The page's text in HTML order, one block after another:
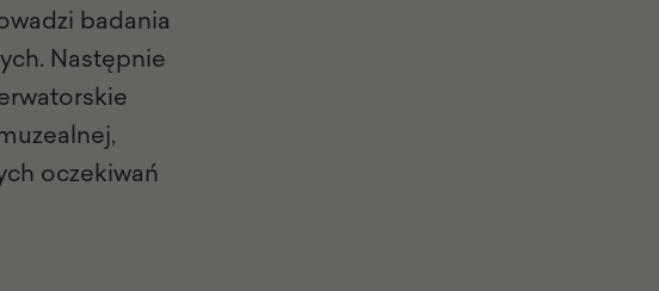
badania
Następnie
oczekiwań